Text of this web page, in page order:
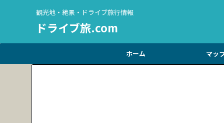
観光地・絶景・ドライブ旅行情報
ドライブ旅.com
ホーム マッ